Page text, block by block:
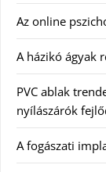
Az online
A házikó ágyak
PVC ablak
nyílászárók
A fogászati